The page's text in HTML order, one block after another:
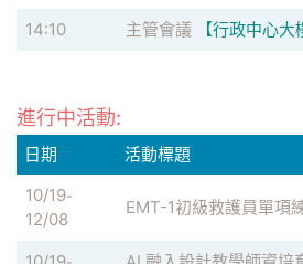
14:10 主管會議 【行政中心大
進行中活動:
日期
活動標題
10/19-
12/08
EMT-1初級救護員單項